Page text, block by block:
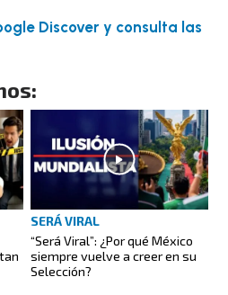
Discover y consulta las
SERÁ VIRAL
“Será Viral”: ¿Por qué México
siempre vuelve a creer en su
Selección?